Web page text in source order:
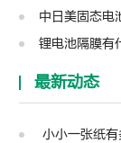
中日美固态
锂电池隔膜有
最新动态
小小一张纸有多